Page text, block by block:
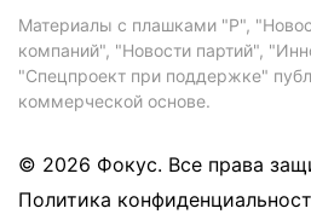
Материалы с плашками "Р",
компаний", "Новости партий",
"Спецпроект при поддержке"
коммерческой основе.
© 2026 Фокус. Все права
Политика